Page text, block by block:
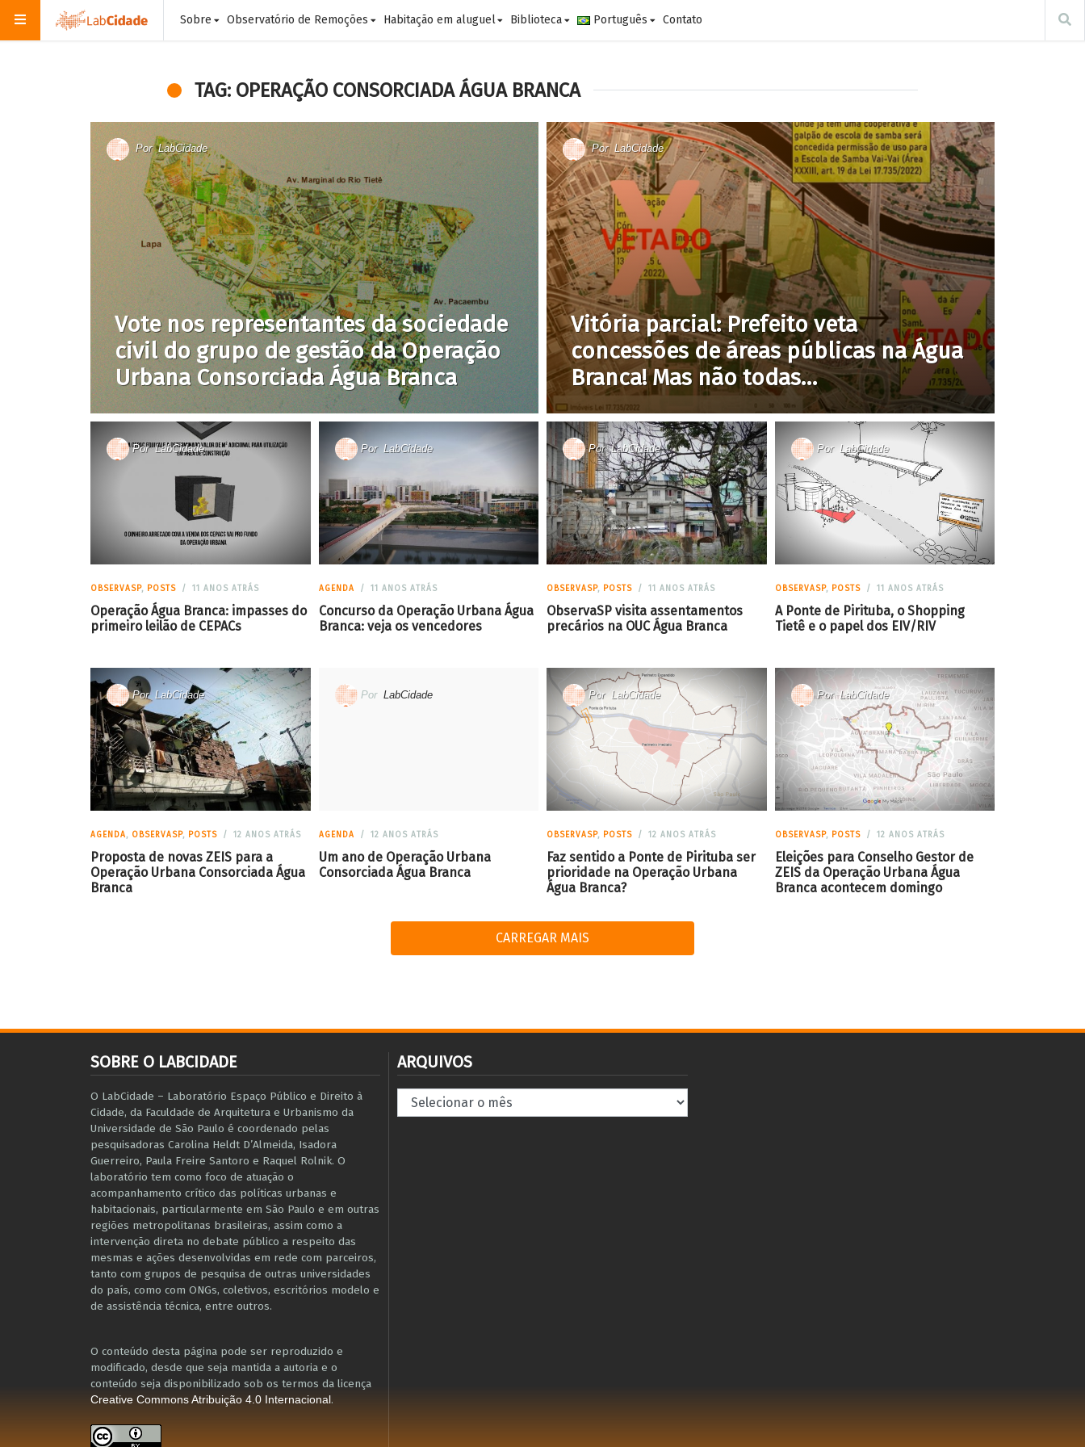
Sobre Observatório de Remoções Habitação em aluguel Biblioteca Português Contato
TAG: OPERAÇÃO CONSORCIADA ÁGUA BRANCA
PorLabCidade
Vote nos representantes da sociedade
civil do grupo de gestão da Operação
Urbana Consorciada Água Branca
Por LabCidade
Vitória parcial: Prefeito veta
concessões de áreas públicas na Água
Branca! Mas não todas…
PorLabCidade
OBSERVASP, POSTS 11 ANOS ATRÁS
Operação Água Branca: impasses do
primeiro leilão de CEPACs
Por LabCidade
AGENDA 11 ANOS ATRÁS
Concurso da Operação Urbana Água
Branca: veja os vencedores
PorLabCidade
OBSERVASP, POSTS 11 ANOS ATRÁS
ObservaSP visita assentamentos
precários na OUC Água Branca
Por LabCidade
OBSERVASP, POSTS 11 ANOS ATRÁS
A Ponte de Pirituba, o Shopping
Tietê e o papel dos EIV/RIV
Por LabCidade
AGENDA, OBSERVASP, POSTS 12 ANOS ATRÁS
Proposta de novas ZEIS para a
Operação Urbana Consorciada Água
Branca
Por LabCidade
AGENDA 12 ANOS ATRÁS
Um ano de Operação Urbana
Consorciada Água Branca
Por LabCidade
OBSERVASP, POSTS 12 ANOS ATRÁS
Faz sentido a Ponte de Pirituba ser
prioridade na Operação Urbana
Água Branca?
PorLabCidade
OBSERVASP, POSTS 12 ANOS ATRÁS
Eleições para Conselho Gestor de
ZEIS da Operação Urbana Água
Branca acontecem domingo
CARREGAR MAIS
SOBRE O LABCIDADE
O LabCidade – Laboratório Espaço Público e Direito à
Cidade, da Faculdade de Arquitetura e Urbanismo da
Universidade de São Paulo é coordenado pelas
pesquisadoras Carolina Heldt D’Almeida, Isadora
Guerreiro, Paula Freire Santoro e Raquel Rolnik. O
laboratório tem como foco de atuação o
acompanhamento crítico das políticas urbanas e
habitacionais, particularmente em São Paulo e ​em outras
regiões metropolitanas brasileiras, assim como a
intervenção direta no debate público a respeito das
mesmas e ações desenvolvidas em r​e​de com parceiros,
tanto com grupos de pesquisa ​de outras universidades
do país, como com ONGs, coletivos, escritórios modelo e
de assistência técnica​, entre outros​.
O conteúdo desta página pode ser reproduzido e
modificado, desde que seja mantida a autoria e o
conteúdo seja disponibilizado sob os termos da licença
Creative Commons Atribuição 4.0 Internacional .
ARQUIVOS
Arquivos